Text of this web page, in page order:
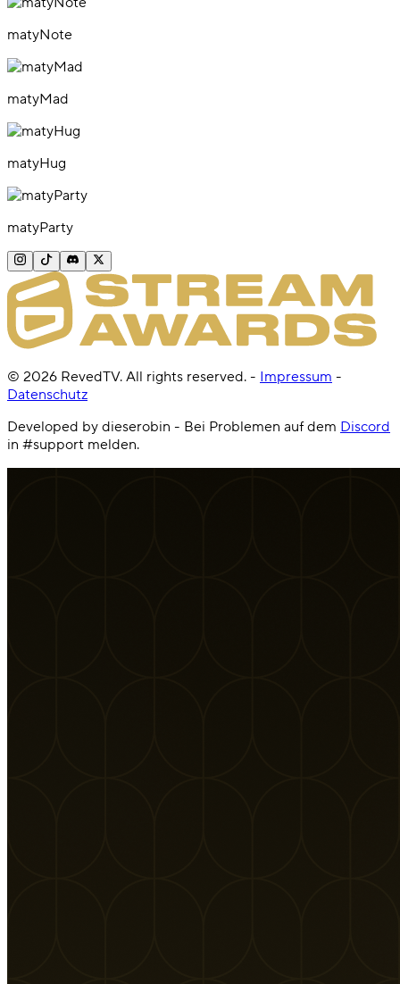
matyNote
matyMad
matyHug
matyParty
© 2026 RevedTV. All rights reserved. - Impressum -
Datenschutz
Developed by dieserobin - Bei Problemen auf dem Discord
in #support melden.